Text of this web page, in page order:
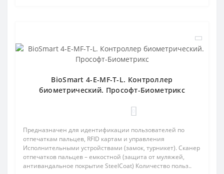
BioSmart 4-E-MF-T-L. Контроллер
биометрический. Прософт-Биометрикс
Предназначен для идентификации пользователей по
отпечаткам пальцев, RFID картам и управления
Исполнительными устройствами (замок, турникет). Сканер
отпечатков пальцев – емкостной (защита от муляжей,
антивандальное покрытие SteelCoat) Количество польз..